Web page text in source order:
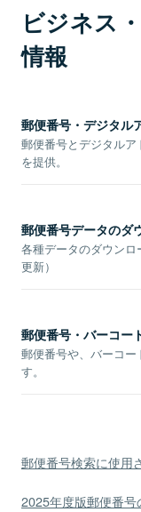
ビジネス
情報
郵便番号・デジタル
郵便番号とデジタル
を提供。
郵便番号データのダ
各種データのダウンロ
更新）
郵便番号・バーコー
郵便番号や、バーコー
す。
郵便番号検索に使用
2025年度版郵便番号